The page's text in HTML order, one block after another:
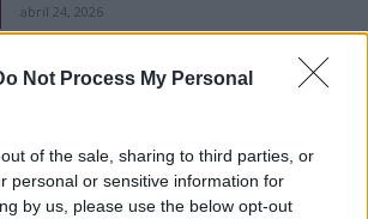
Not Process My Personal
of the sale, sharing to third parties, or
personal or sensitive information for
by us, please use the below opt-out
abril 24, 2026